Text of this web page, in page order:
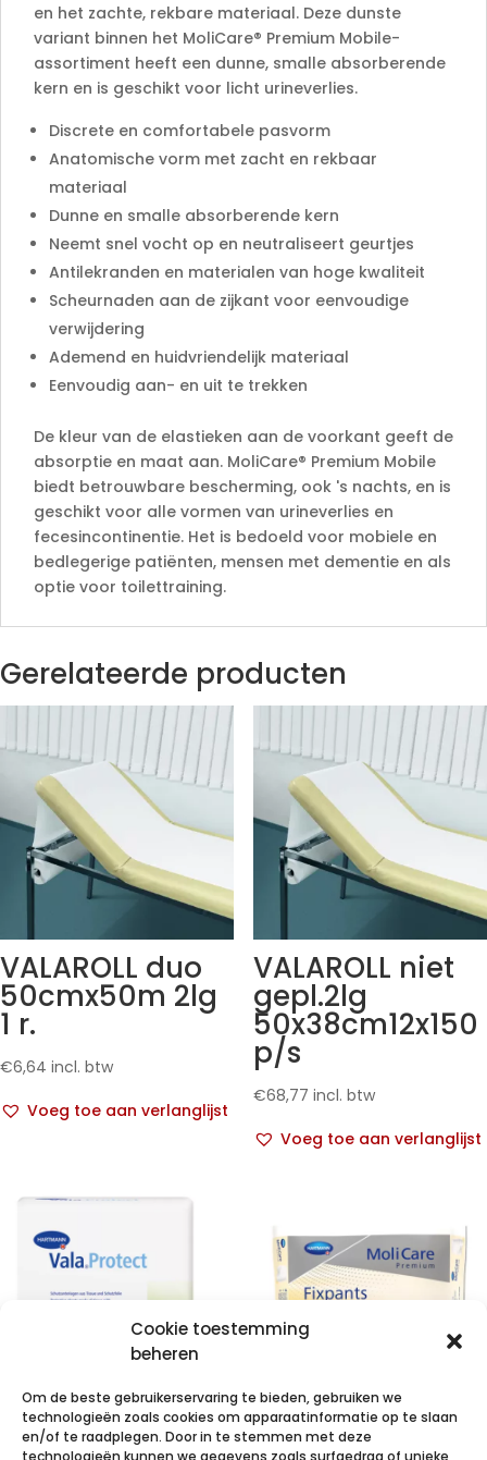
Cookie toestemming
beheren
Om de beste gebruikerservaring te bieden, gebruiken we
technologieën zoals cookies om apparaatinformatie op te slaan
en/of te raadplegen. Door in te stemmen met deze
technologieën kunnen we gegevens zoals surfgedrag of unieke
en het zachte, rekbare materiaal. Deze dunste
variant binnen het MoliCare® Premium Mobile-
assortiment heeft een dunne, smalle absorberende
kern en is geschikt voor licht urineverlies.
Discrete en comfortabele pasvorm
Anatomische vorm met zacht en rekbaar
materiaal
Dunne en smalle absorberende kern
Neemt snel vocht op en neutraliseert geurtjes
Antilekranden en materialen van hoge kwaliteit
Scheurnaden aan de zijkant voor eenvoudige
verwijdering
Ademend en huidvriendelijk materiaal
Eenvoudig aan- en uit te trekken
De kleur van de elastieken aan de voorkant geeft de
absorptie en maat aan. MoliCare® Premium Mobile
biedt betrouwbare bescherming, ook 's nachts, en is
geschikt voor alle vormen van urineverlies en
fecesincontinentie. Het is bedoeld voor mobiele en
bedlegerige patiënten, mensen met dementie en als
optie voor toilettraining.
Gerelateerde producten
VALAROLL duo
50cmx50m 2lg
1 r.
€6,64 incl. btw
Voeg toe aan verlanglijst
VALAROLL niet
gepl.2lg
50x38cm12x150
p/s
€68,77 incl. btw
Voeg toe aan verlanglijst
VALAPROTECT